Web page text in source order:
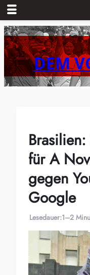
Zum
Inhalt
springenDEM
für A
gegen
Google
Lesedauer:1–2